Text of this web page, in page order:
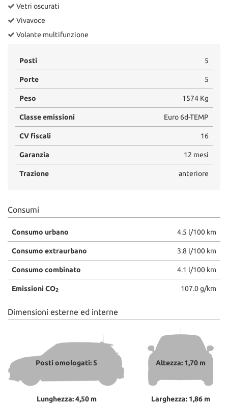
Vetri oscurati
Vivavoce
Volante multifunzione
Posti 5
Porte 5
Peso 1574 Kg
Classe emissioni Euro 6d-TEMP
CV fiscali 16
Garanzia 12 mesi
Trazione anteriore
Consumi
Consumo urbano 4.5 l/100 km
Consumo extraurbano 3.8 l/100 km
Consumo combinato 4.1 l/100 km
Emissioni CO2 107.0 g/km
Dimensioni esterne ed interne
Posti omologati: 5
Lunghezza: 4,50 m
Altezza: 1,70 m
Larghezza: 1,86 m